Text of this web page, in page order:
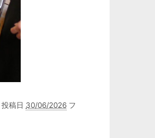
投稿日 30/06/2026 フ